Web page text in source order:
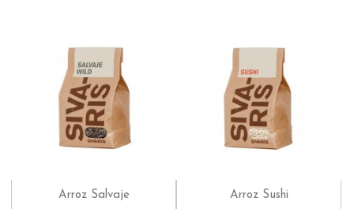
Arroz Salvaje Arroz Sushi